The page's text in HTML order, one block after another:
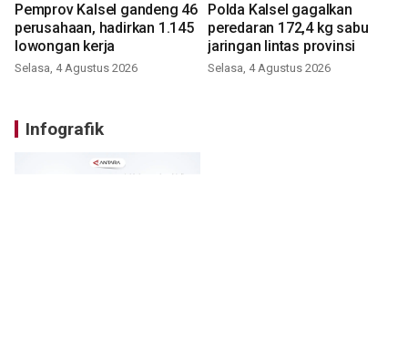
Pemprov Kalsel gandeng 46
perusahaan, hadirkan 1.145
lowongan kerja
Selasa, 4 Agustus 2026
Polda Kalsel gagalkan
peredaran 172,4 kg sabu
jaringan lintas provinsi
Selasa, 4 Agustus 2026
Infografik